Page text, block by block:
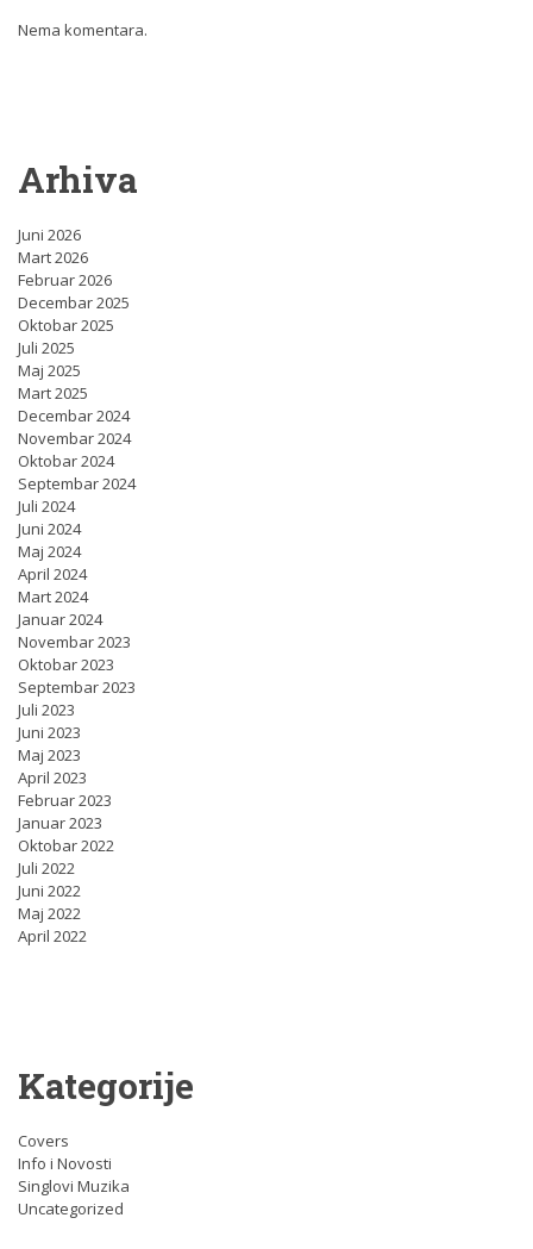
Nema komentara.
Arhiva
Juni 2026
Mart 2026
Februar 2026
Decembar 2025
Oktobar 2025
Juli 2025
Maj 2025
Mart 2025
Decembar 2024
Novembar 2024
Oktobar 2024
Septembar 2024
Juli 2024
Juni 2024
Maj 2024
April 2024
Mart 2024
Januar 2024
Novembar 2023
Oktobar 2023
Septembar 2023
Juli 2023
Juni 2023
Maj 2023
April 2023
Februar 2023
Januar 2023
Oktobar 2022
Juli 2022
Juni 2022
Maj 2022
April 2022
Kategorije
Covers
Info i Novosti
Singlovi Muzika
Uncategorized